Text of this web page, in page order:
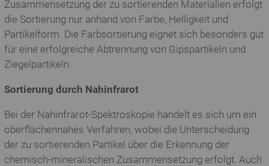
Zusammensetzung der zu sortierenden Materialien erfolgt
die Sortierung nur anhand von Farbe, Helligkeit und
Partikelform. Die Farbsortierung eignet sich besonders gut
für eine erfolgreiche Abtrennung von Gipspartikeln und
Ziegelpartikeln.
Sortierung durch Nahinfrarot
Bei der Nahinfrarot-Spektroskopie handelt es sich um ein
oberflächennahes Verfahren, wobei die Unterscheidung
der zu sortierenden Partikel über die Erkennung der
chemisch-mineralischen Zusammensetzung erfolgt. Auch